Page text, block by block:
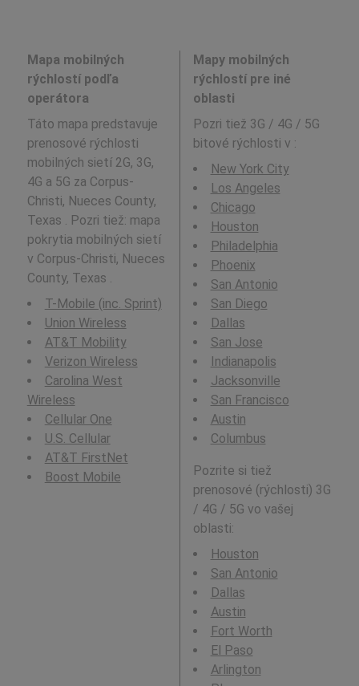
Mapa mobilných
rýchlostí podľa
operátora
Táto mapa predstavuje
prenosové rýchlosti
mobilných sietí 2G, 3G,
4G a 5G za Corpus-
Christi, Nueces County,
Texas . Pozri tiež: mapa
pokrytia mobilných sietí
v Corpus-Christi, Nueces
County, Texas .
T-Mobile (inc. Sprint)
Union Wireless
AT&T Mobility
Verizon Wireless
Carolina West
Wireless
Cellular One
U.S. Cellular
AT&T FirstNet
Boost Mobile
Mapy mobilných
rýchlostí pre iné
oblasti
Pozri tiež 3G / 4G / 5G
bitové rýchlosti v :
New York City
Los Angeles
Chicago
Houston
Philadelphia
Phoenix
San Antonio
San Diego
Dallas
San Jose
Indianapolis
Jacksonville
San Francisco
Austin
Columbus
Pozrite si tiež
prenosové (rýchlosti) 3G
/ 4G / 5G vo vašej
oblasti:
Houston
San Antonio
Dallas
Austin
Fort Worth
El Paso
Arlington